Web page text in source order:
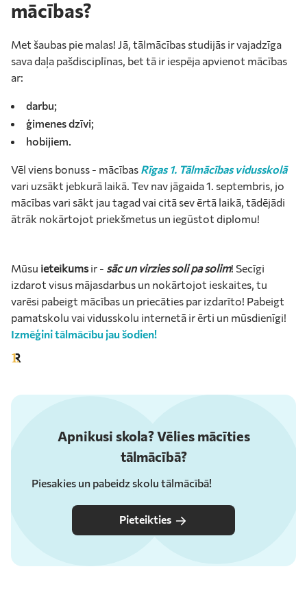
mācības?
Met šaubas pie malas! Jā, tālmācības studijās ir vajadzīga
sava daļa pašdisciplīnas, bet tā ir iespēja apvienot mācības
ar:
darbu;
ģimenes dzīvi;
hobijiem.
Vēl viens bonuss - mācības Rīgas 1. Tālmācības vidusskolā
vari uzsākt jebkurā laikā. Tev nav jāgaida 1. septembris, jo
mācības vari sākt jau tagad vai citā sev ērtā laikā, tādējādi
ātrāk nokārtojot priekšmetus un iegūstot diplomu!
Mūsu ieteikumsir - sāc un virzies soli pa solim! Secīgi
izdarot visus mājasdarbus un nokārtojot ieskaites, tu
varēsi pabeigt mācības un priecāties par izdarīto! Pabeigt
pamatskolu vai vidusskolu internetā ir ērti un mūsdienīgi!
Izmēģini tālmācību jau šodien!
Apnikusi skola? Vēlies mācīties
tālmācībā?
Piesakies un pabeidz skolu tālmācībā!
Pieteikties